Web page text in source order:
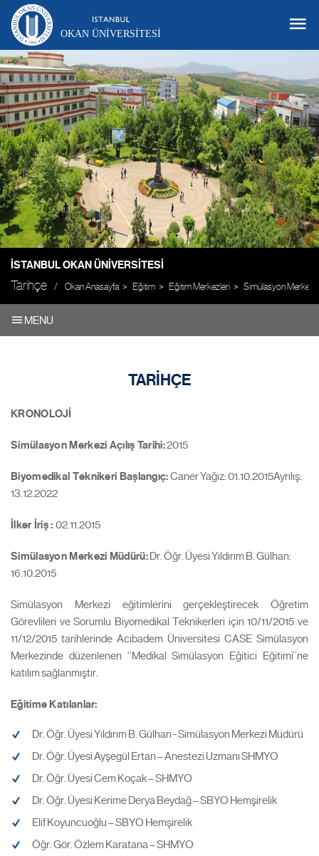
OKAN ÜNIVERSITESI
İSTANBUL OKAN ÜNIVERSITESI
Tarihçe Okan Anasayfa Eğitim Eğitim Merkezleri Simülasyon Merkezi
MENU
TARİHÇE
KRONOLOJİ
Simülasyon Merkezi Açılış Tarihi:2015
Biyomedikal Teknikeri Başlangıç:Caner Yağız: 01.10.2015Ayrılış:
13.12.2022
İlker İriş : 02.11.2015
Simülasyon Merkezi Müdürü:Dr. Öğr. Üyesi Yıldırım B. Gülhan:
16.10.2015
Simülasyon Merkezi eğitimlerini gerçekleştirecek Öğretim
Görevlileri ve Sorumlu Biyomedikal Teknikerleri için 10/11/2015 ve
11/12/2015 tarihlerinde Acıbadem Üniversitesi CASE Simülasyon
Merkezinde düzenlenen ‘’Medikal Simülasyon Eğitici Eğitimi’’ne
katılım sağlanmıştır.
Eğitime Katılanlar:
Dr. Öğr. Üyesi Yıldırım B. Gülhan - Simülasyon Merkezi Müdürü
Dr. Öğr. Üyesi Ayşegül Ertan – Anestezi Uzmanı SHMYO
Dr. Öğr. Üyesi Cem Koçak – SHMYO
Dr. Öğr. Üyesi Kerime Derya Beydağ – SBYO Hemşirelik
Elif Koyuncuoğlu – SBYO Hemşirelik
Öğr. Gör. Özlem Karatana – SHMYO